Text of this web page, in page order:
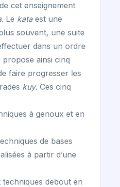
cet enseignement
. Le kataest une
souvent, une suite
dans un ordre
ainsi cinq
faire progresser les
kuy. Ces cinq
à genoux et en
de bases
à partir d’une
debout en